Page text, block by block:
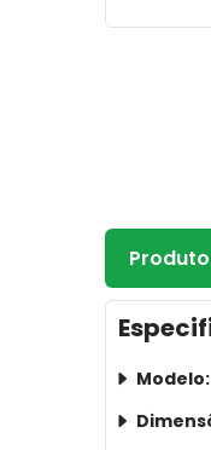
Produto
Modelo: